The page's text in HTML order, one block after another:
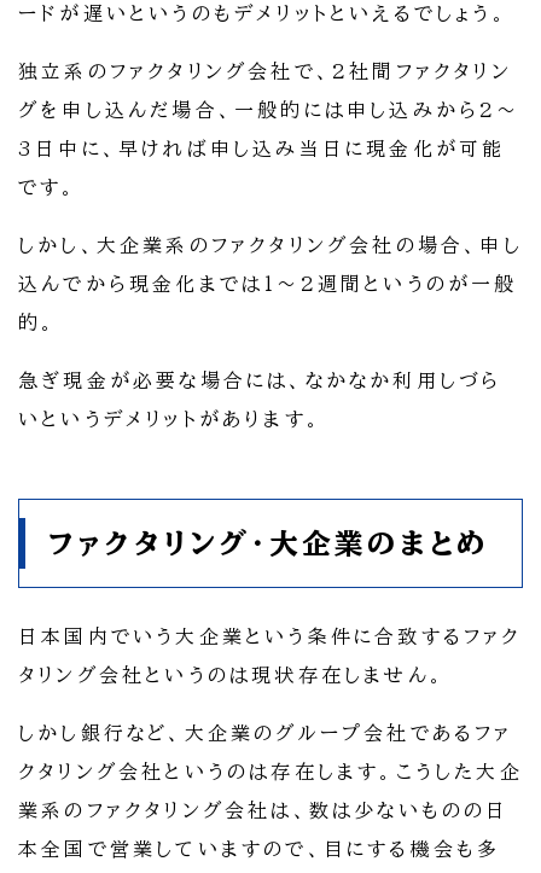
ードが遅いというのもデメリットといえるでしょう。
独立系のファクタリング会社で、2社間ファクタリン
グを申し込んだ場合、一般的には申し込みから2～
3日中に、早ければ申し込み当日に現金化が可能
です。
しかし、大企業系のファクタリング会社の場合、申し
込んでから現金化までは1～2週間というのが一般
的。
急ぎ現金が必要な場合には、なかなか利用しづら
いというデメリットがあります。
ファクタリング・大企業のまとめ
日本国内でいう大企業という条件に合致するファク
タリング会社というのは現状存在しません。
しかし銀行など、大企業のグループ会社であるファ
クタリング会社というのは存在します。こうした大企
業系のファクタリング会社は、数は少ないものの日
本全国で営業していますので、目にする機会も多